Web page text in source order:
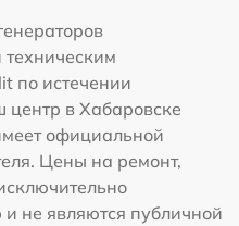
по истечении
центр в Хабаровске
официальной
Цены на ремонт,
не являются публичной